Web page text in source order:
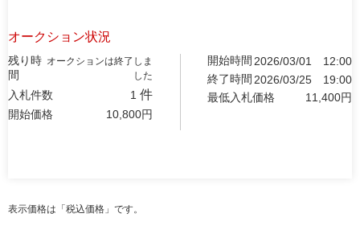
オークション状況
残り時
間
オークションは終了しま
した
入札件数 1 件
開始価格 10,800円
開始時間 2026/03/01
12:00
終了時間 2026/03/25
19:00
最低入札価格
11,400円
表示価格は「税込価格」です。